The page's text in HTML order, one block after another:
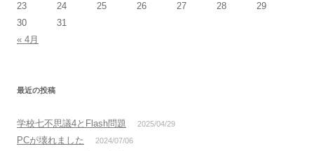
23
24 25 26 27 28
29
30
31
« 4月
最近の投稿
学校七不思議4とFlash問題 2025/04/29
PCが壊れました 2024/07/06